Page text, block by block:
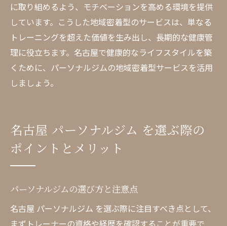
に取り組めるよう、モチベーションを高める環境を提供
しています。こうした地域密着型のサービスは、単なる
トレーニングを超えた価値を生み出し、長期的な健康管
理に役立ちます。名古屋で健康的なライフスタイルを築
くために、パーソナルジムの地域密着型サービスを活用
しましょう。
名古屋 パーソナルジム を選ぶ際の
ポイントとメリット
パーソナルジムの選び方と注意点
名古屋 パーソナルジム を選ぶ際に注目すべき点として、
まずトレーナーの資格や経歴を確認することが重要で